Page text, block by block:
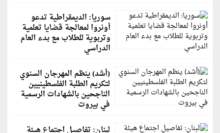
سوريا: الديمقراطية تدعو
أونروا لمعالجة قضايا تعلمية
وتربوية للطلاب مع بدء العام
الدراسي
(أشد) ينظم المهرجان السنوي
لتكريم الطلبة الفلسطينيين
الناجحين بالشهادات الرسمية
في بيروت